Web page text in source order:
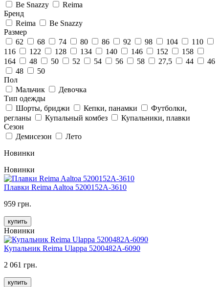
Be Snazzy
Reima
Бренд
Reima
Be Snazzy
Размер
62
68 74 80 86 92 98 104
110
116
122 128 134 140 146 152
158
164
48 50 52 54 56 58 27,5 44
46
48
50
Пол
Мальчик
Девочка
Тип одежды
Шорты, бриджи
Кепки, панамки
Футболки,
регланы
Купальный комбез
Купальники, плавки
Сезон
Демисезон
Лето
Новинки
Новинки
Плавки Reima Aaltoa 5200152A-3610
959 грн.
купить
Новинки
Купальник Reima Ulappa 5200482A-6090
2 061 грн.
купить